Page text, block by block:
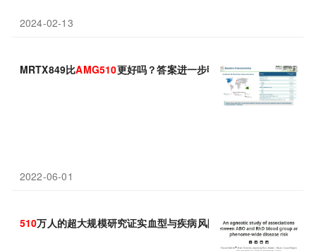
2024-02-13
MRTX849比AMG510更好吗？答案进一步明朗
2022-06-01
510万人的超大规模研究证实血型与疾病风险之间的联系